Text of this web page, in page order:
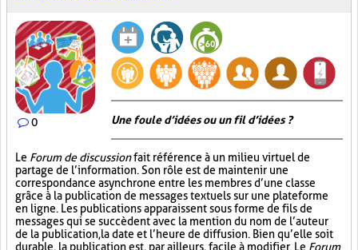
0 Une foule d’idées ou un fil d’idées ?
Le Forum de discussionfait référence à un milieu virtuel de
partage de l’information. Son rôle est de maintenir une
correspondance asynchrone entre les membres d’une classe
grâce à la publication de messages textuels sur une plateforme
en ligne. Les publications apparaissent sous forme de fils de
messages qui se succèdent avec la mention du nom de l’auteur
de la publication, la date et l’heure de diffusion. Bien qu’elle soit
durable, la publication est, par ailleurs, facile à modifier. Le Forum